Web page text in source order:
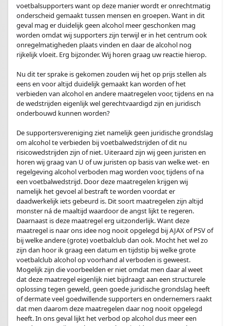
voetbalsupporters want op deze manier wordt er onrechtmatig
onderscheid gemaakt tussen mensen en groepen. Want in dit
geval mag er duidelijk geen alcohol meer geschonken mag
worden omdat wij supporters zijn terwijl er in het centrum ook
onregelmatigheden plaats vinden en daar de alcohol nog
rijkelijk vloeit. Erg bijzonder. Wij horen graag uw reactie hierop.
Nu dit ter sprake is gekomen zouden wij het op prijs stellen als
eens en voor altijd duidelijk gemaakt kan worden of het
verbieden van alcohol en andere maatregelen voor, tijdens en na
de wedstrijden eigenlijk wel gerechtvaardigd zijn en juridisch
onderbouwd kunnen worden?
De supportersvereniging ziet namelijk geen juridische grondslag
om alcohol te verbieden bij voetbalwedstrijden of dit nu
risicowedstrijden zijn of niet. Uiteraard zijn wij geen juristen en
horen wij graag van U of uw juristen op basis van welke wet- en
regelgeving alcohol verboden mag worden voor, tijdens of na
een voetbalwedstrijd. Door deze maatregelen krijgen wij
namelijk het gevoel al bestraft te worden voordat er
daadwerkelijk iets gebeurd is. Dit soort maatregelen zijn altijd
monster ná de maaltijd waardoor de angst lijkt te regeren.
Daarnaast is deze maatregel erg uitzonderlijk. Want deze
maatregel is naar ons idee nog nooit opgelegd bij AJAX of PSV of
bij welke andere (grote) voetbalclub dan ook. Mocht het wel zo
zijn dan hoor ik graag een datum en tijdstip bij welke grote
voetbalclub alcohol op voorhand al verboden is geweest.
Mogelijk zijn die voorbeelden er niet omdat men daar al weet
dat deze maatregel eigenlijk niet bijdraagt aan een structurele
oplossing tegen geweld, geen goede juridische grondslag heeft
of dermate veel goedwillende supporters en ondernemers raakt
dat men daarom deze maatregelen daar nog nooit opgelegd
heeft. In ons geval lijkt het verbod op alcohol dus meer een